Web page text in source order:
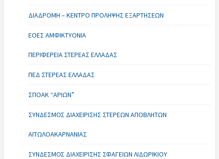
ΔΙΑΔΡΟΜΗ – ΚΈΝΤΡΟ ΠΡΌΛΗΨΗΣ ΕΞΑΡΤΉΣΕΩΝ
ΕΟΕΣ ΑΜΦΙΚΤΥΟΝΙΑ
ΠΕΡΙΦΈΡΕΙΑ ΣΤΕΡΕΆΣ ΕΛΛΆΔΑΣ
ΠΕΔ ΣΤΕΡΕΆΣ ΕΛΛΆΔΑΣ
ΣΠΟΑΚ “ΑΡΙΏΝ”
ΣΎΝΔΕΣΜΟΣ ΔΙΑΧΕΊΡΙΣΗΣ ΣΤΕΡΕΏΝ ΑΠΟΒΛΉΤΩΝ
ΑΙΤΩΛΟΑΚΑΡΝΑΝΊΑΣ
ΣΎΝΔΕΣΜΟΣ ΔΙΑΧΕΊΡΙΣΗΣ ΣΦΑΓΕΊΩΝ ΛΙΔΩΡΙΚΊΟΥ